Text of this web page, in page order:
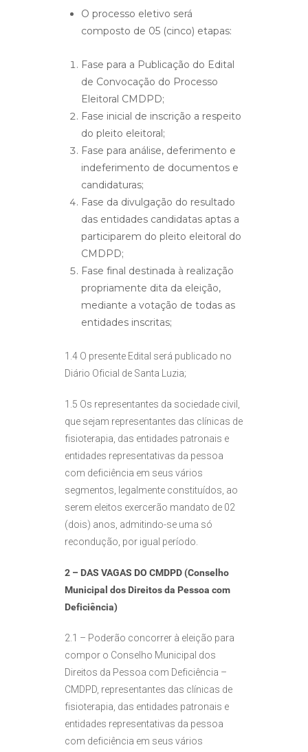
O processo eletivo será
composto de 05 (cinco) etapas:
Fase para a Publicação do Edital
de Convocação do Processo
Eleitoral CMDPD;
Fase inicial de inscrição a respeito
do pleito eleitoral;
Fase para análise, deferimento e
indeferimento de documentos e
candidaturas;
Fase da divulgação do resultado
das entidades candidatas aptas a
participarem do pleito eleitoral do
CMDPD;
Fase final destinada à realização
propriamente dita da eleição,
mediante a votação de todas as
entidades inscritas;
1.4 O presente Edital será publicado no
Diário Oficial de Santa Luzia;
1.5 Os representantes da sociedade civil,
que sejam representantes das clínicas de
fisioterapia, das entidades patronais e
entidades representativas da pessoa
com deficiência em seus vários
segmentos, legalmente constituídos, ao
serem eleitos exercerão mandato de 02
(dois) anos, admitindo-se uma só
recondução, por igual período.
2 – DAS VAGAS DO CMDPD (Conselho
Municipal dos Direitos da Pessoa com
Deficiência)
2.1 – Poderão concorrer à eleição para
compor o Conselho Municipal dos
Direitos da Pessoa com Deficiência –
CMDPD, representantes das clínicas de
fisioterapia, das entidades patronais e
entidades representativas da pessoa
com deficiência em seus vários